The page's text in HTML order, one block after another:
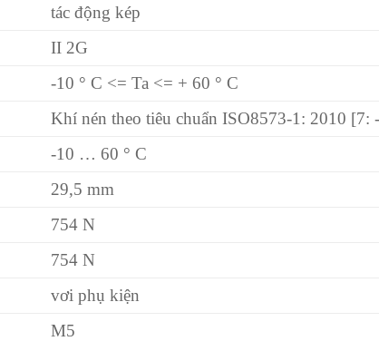
tác động kép
II 2G
-10 ° C <= Ta <= + 60 ° C
Khí nén theo tiêu chuẩn ISO8573-1: 2010 [7:
-10 … 60 ° C
29,5 mm
754 N
754 N
vơi phụ kiện
M5